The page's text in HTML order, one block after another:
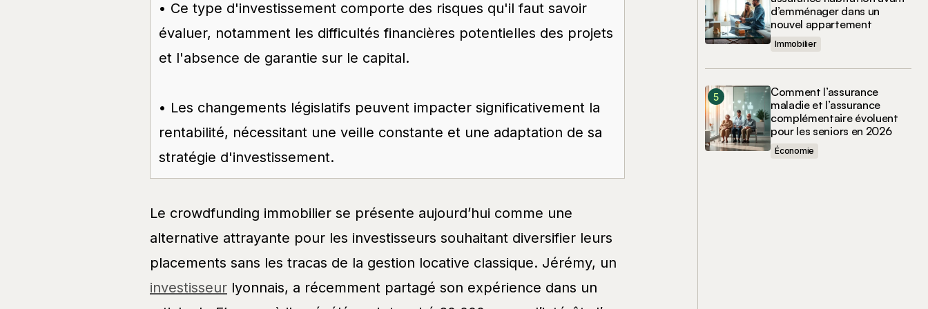
• Ce type d'investissement comporte des risques qu'il faut savoir
évaluer, notamment les difficultés financières potentielles des projets
et l'absence de garantie sur le capital.
• Les changements législatifs peuvent impacter significativement la
rentabilité, nécessitant une veille constante et une adaptation de sa
stratégie d'investissement.
Le crowdfunding immobilier se présente aujourd’hui comme une
alternative attrayante pour les investisseurs souhaitant diversifier leurs
placements sans les tracas de la gestion locative classique. Jérémy, un
investisseur lyonnais, a récemment partagé son expérience dans un
d’emménager dans un
nouvel appartement
Immobilier
Comment l’assurance
maladie et l’assurance
complémentaire évoluent
pour les seniors en 2026
Économie